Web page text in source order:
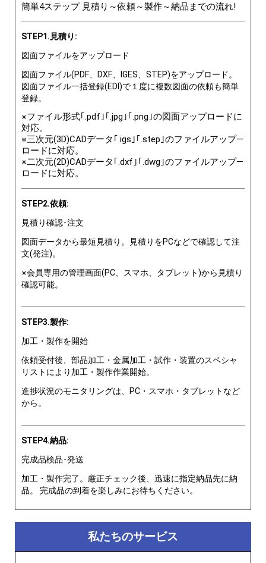
簡単4ステップ 見積り～依頼～製作～納品までの流れ!
STEP1.見積り:
図面ファイルをアップロード
図面ファイル(PDF、DXF、IGES、STEP)をアップロード。
図面ファイル一括登録(EDI)で１度に複数図面の依頼も簡単
登録。
※ファイル形式｢.pdf｣｢.jpg｣｢.png｣の図面アップロードに
対応。
※三次元(3D)CADデータ｢.igs｣｢.step｣のファイルアップ―
ロードに対応。
※二次元(2D)CADデータ｢.dxf｣｢.dwg｣のファイルアップ―
ロードに対応。
STEP2.依頼:
見積り確認･注文
図面データから最短見積り。見積りをPCなどで確認して注
文(発注)。
※会員専用の管理画面(PC、スマホ、タブレット)から見積り
確認可能。
STEP3.製作:
加工・製作を開始
依頼受付後、部品加工・金属加工・試作・装置のスペシャ
リストにより加工・製作作業開始。
進捗状況のモニタリングは、PC・スマホ・タブレットなど
から。
STEP4.納品:
完成品検品･発送
加工・製作完了。厳正チェック後、迅速に指定納品先に納
品。 完成品の到着を楽しみにお待ちください。
私たちのサービス